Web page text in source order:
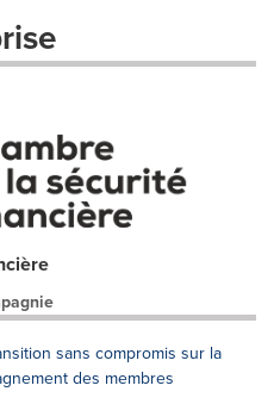
sans compromis sur la
des membres